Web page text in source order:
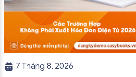
7 Tháng 8, 2026